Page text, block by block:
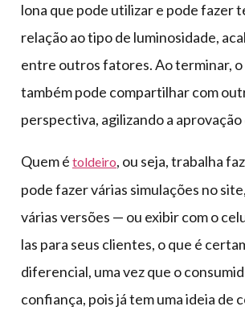
lona que pode utilizar e pode fazer
relação ao tipo de luminosidade,
entre outros fatores. Ao terminar,
também pode compartilhar com
perspectiva, agilizando a
Quem é toldeiro, ou seja, trabalha
pode fazer várias simulações no
várias versões — ou exibir com o
las para seus clientes, o que é
diferencial, uma vez que o
confiança, pois já tem uma ideia de